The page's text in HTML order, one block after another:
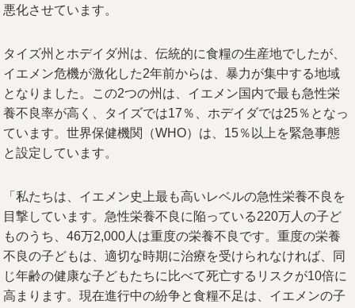
悪化させています。
タイズ州とホデイダ州は、伝統的に食糧の生産地でしたが、
イエメン危機が激化した2年前からは、暴力が集中する地域
となりました。この2つの州は、イエメン国内で最も急性栄
養不良率が高く、タイズでは17％、ホデイダでは25％となっ
ています。世界保健機関（WHO）は、15％以上を緊急事態
と設定しています。
「私たちは、イエメン史上最も高いレベルの急性栄養不良を
目撃しています。急性栄養不良に陥っている220万人の子ど
ものうち、46万2,000人は重度の栄養不良です。重度の栄養
不良の子どもは、適切な時期に治療を受けられなければ、同
じ年齢の健康な子どもたちに比べて死亡するリスクが10倍に
高まります。現在進行中の紛争と食糧不足は、イエメンの子